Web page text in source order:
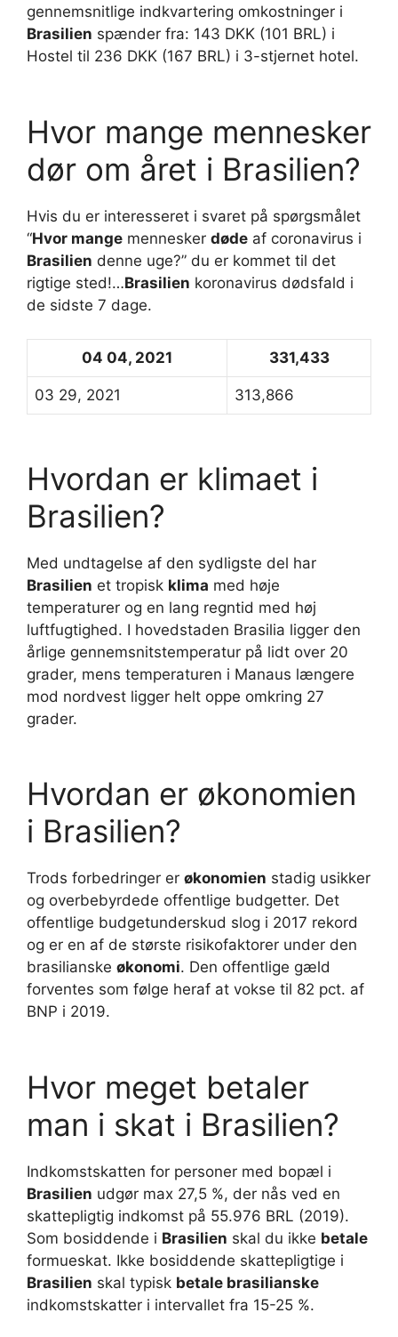
gennemsnitlige indkvartering omkostninger i
Brasilien spænder fra: 143 DKK (101 BRL) i
Hostel til 236 DKK (167 BRL) i 3-stjernet hotel.
Hvor mange mennesker
dør om året i Brasilien?
Hvis du er interesseret i svaret på spørgsmålet
“Hvor mange mennesker døde af coronavirus i
Brasilien denne uge?” du er kommet til det
rigtige sted!…Brasilien koronavirus dødsfald i
de sidste 7 dage.
04 04, 2021 331,433
03 29, 2021 313,866
Hvordan er klimaet i
Brasilien?
Med undtagelse af den sydligste del har
Brasilien et tropisk klima med høje
temperaturer og en lang regntid med høj
luftfugtighed. I hovedstaden Brasilia ligger den
årlige gennemsnitstemperatur på lidt over 20
grader, mens temperaturen i Manaus længere
mod nordvest ligger helt oppe omkring 27
grader.
Hvordan er økonomien
i Brasilien?
Trods forbedringer er økonomien stadig usikker
og overbebyrdede offentlige budgetter. Det
offentlige budgetunderskud slog i 2017 rekord
og er en af de største risikofaktorer under den
brasilianske økonomi. Den offentlige gæld
forventes som følge heraf at vokse til 82 pct. af
BNP i 2019.
Hvor meget betaler
man i skat i Brasilien?
Indkomstskatten for personer med bopæl i
Brasilien udgør max 27,5 %, der nås ved en
skattepligtig indkomst på 55.976 BRL (2019).
Som bosiddende i Brasilien skal du ikke betale
formueskat. Ikke bosiddende skattepligtige i
Brasilien skal typisk betale brasilianske
indkomstskatter i intervallet fra 15-25 %.